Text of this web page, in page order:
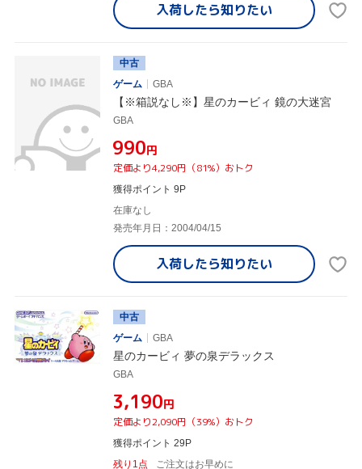
入荷したら知りたい
中古
ゲーム
GBA
【※箱説なし※】星のカービィ 鏡の大迷宮
GBA
¥990円
定価より4,290円（81%）おトク
獲得ポイント 9P
在庫なし
発売年月日：2004/04/15
入荷したら知りたい
中古
ゲーム
GBA
星のカービィ 夢の泉デラックス
GBA
¥3,190円
定価より2,090円（39%）おトク
獲得ポイント 29P
残り1点
ご注文はお早めに